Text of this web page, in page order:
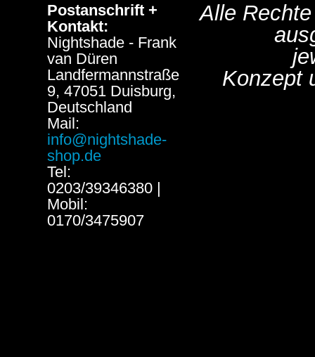
Postanschrift +
Kontakt:
Nightshade - Frank
van Düren
Landfermannstraße
9, 47051 Duisburg,
Deutschland
Mail:
info@nightshade-
shop.de
Tel:
0203/39346380 |
Mobil:
0170/3475907
Alle
Konzept